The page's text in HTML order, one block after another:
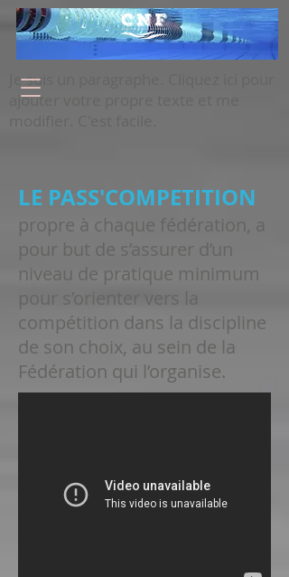
Je suis un paragraphe. Cliquez ici pour
ajouter votre propre texte et me
LE PASS'COMPETITION
propre à chaque fédération, a
pour but de s’assurer d’un
niveau de pratique minimum
pour s’orienter vers la
compétition dans la discipline
de son choix, au sein de la
Fédération qui l’organise.